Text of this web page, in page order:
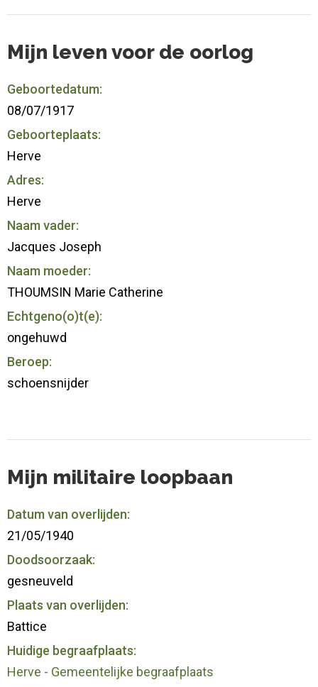
Mijn leven voor de oorlog
Geboortedatum:
08/07/1917
Geboorteplaats:
Herve
Adres:
Herve
Naam vader:
Jacques Joseph
Naam moeder:
THOUMSIN Marie Catherine
Echtgeno(o)t(e):
ongehuwd
Beroep:
schoensnijder
Mijn militaire loopbaan
Datum van overlijden:
21/05/1940
Doodsoorzaak:
gesneuveld
Plaats van overlijden:
Battice
Huidige begraafplaats:
Herve - Gemeentelijke begraafplaats